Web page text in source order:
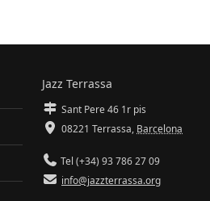
Jazz Terrassa
Sant Pere 46 1r pis
08221 Terrassa, Barcelona
Tel (+34) 93 786 27 09
info@jazzterrassa.org